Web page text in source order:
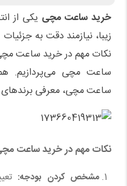
خرید ساعت مچی یکی از
زیبا، نیازمند دقت به
نکات مهم در خرید ساعت
ساعت مچی می‌پردازیم.
ساعت مچی، معرفی
نکات مهم در خرید ساعت
مشخص کردن بودجه: